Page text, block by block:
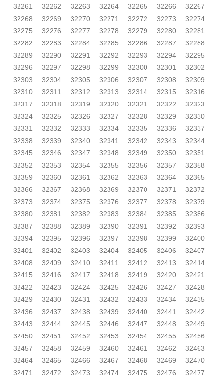
32261
32262 32263 32264 32265 32266
32267
32268
32269 32270 32271 32272 32273
32274
32275
32276 32277 32278 32279 32280
32281
32282
32283 32284 32285 32286 32287
32288
32289
32290 32291 32292 32293 32294
32295
32296
32297 32298 32299 32300 32301
32302
32303
32304 32305 32306 32307 32308
32309
32310
32311 32312 32313 32314 32315
32316
32317
32318 32319 32320 32321 32322
32323
32324
32325 32326 32327 32328 32329
32330
32331
32332 32333 32334 32335 32336
32337
32338
32339 32340 32341 32342 32343
32344
32345
32346 32347 32348 32349 32350
32351
32352
32353 32354 32355 32356 32357
32358
32359
32360 32361 32362 32363 32364
32365
32366
32367 32368 32369 32370 32371
32372
32373
32374 32375 32376 32377 32378
32379
32380
32381 32382 32383 32384 32385
32386
32387
32388 32389 32390 32391 32392
32393
32394
32395 32396 32397 32398 32399
32400
32401
32402 32403 32404 32405 32406
32407
32408
32409 32410 32411 32412 32413
32414
32415
32416 32417 32418 32419 32420
32421
32422
32423 32424 32425 32426 32427
32428
32429
32430 32431 32432 32433 32434
32435
32436
32437 32438 32439 32440 32441
32442
32443
32444 32445 32446 32447 32448
32449
32450
32451 32452 32453 32454 32455
32456
32457
32458 32459 32460 32461 32462
32463
32464
32465 32466 32467 32468 32469
32470
32471
32472 32473 32474 32475 32476
32477